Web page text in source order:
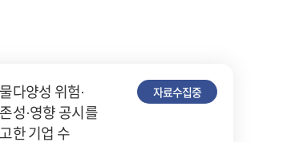
다양성 위험·
성·영향 공시를
한 기업 수
자료수집중